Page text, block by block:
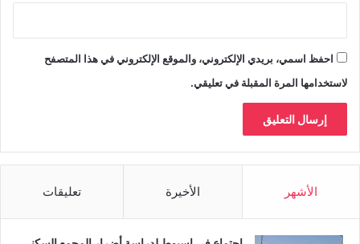
احفظ اسمي، بريدي الإلكتروني، والموقع الإلكتروني في هذا المتصفح
لاستخدامها المرة المقبلة في تعليقي.
الأشهر الأخيرة تعليقات